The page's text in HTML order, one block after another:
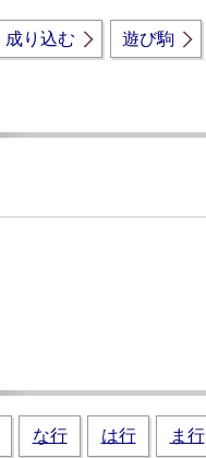
成り込む 遊び駒
な行 は行 ま行